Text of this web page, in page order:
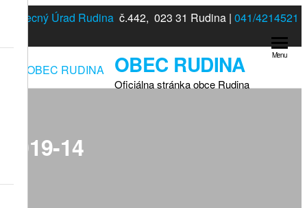
Preskočiť
obsah
Obecný Úrad Rudina č.442, 023 31 Rudina | 041/4214521
OBEC RUDINA
Oficiálna stránka obce Rudina
Menu
2019-14